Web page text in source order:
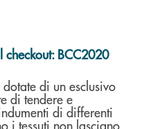
BCC2020
di un esclusivo
di tendere e
di differenti
i tessuti non lasciano